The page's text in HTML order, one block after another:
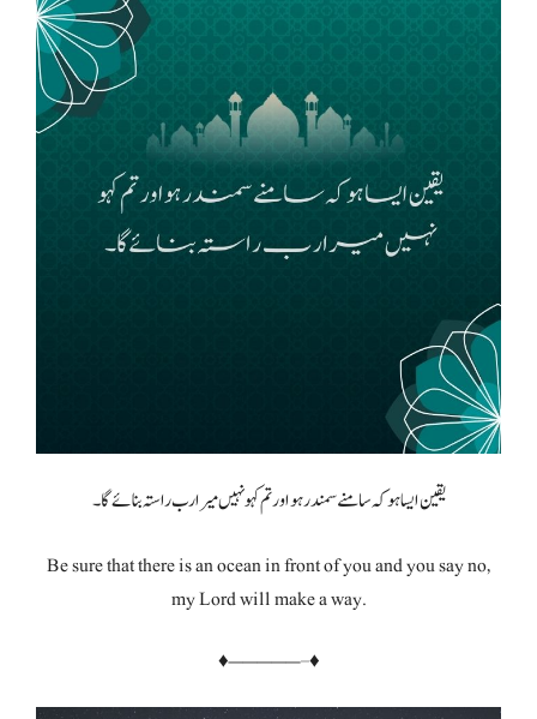
یقین ایسا ہو کہ سامنے سمندر ہو اور تم کہو نہیں میرا رب راستہ بنائے گا۔
Be sure that there is an ocean in front of you and you say no,
my Lord will make a way.
♦—————–♦